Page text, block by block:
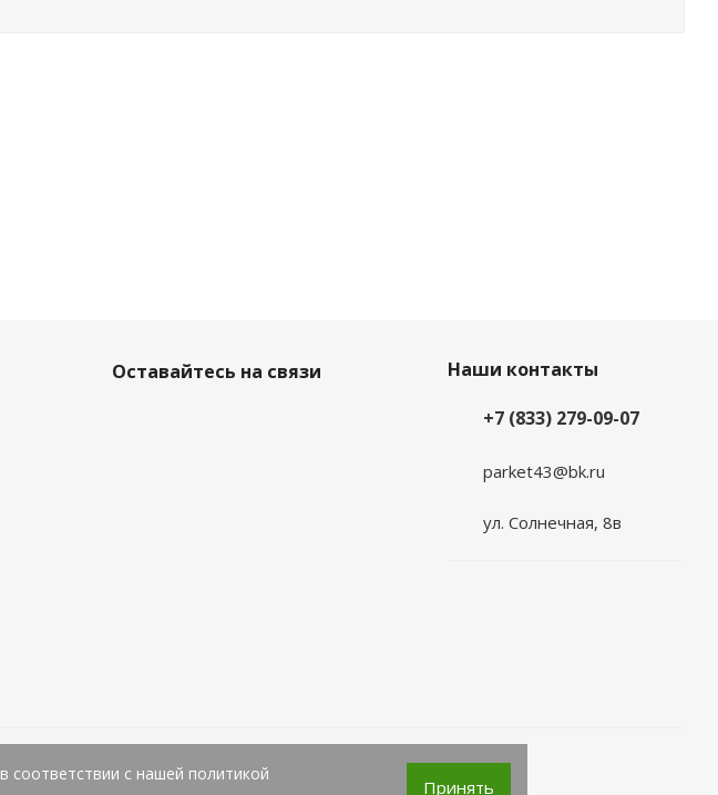
Оставайтесь на связи
Наши контакты
+7 (833) 279-09-07
parket43@bk.ru
ул. Солнечная, 8в
соответствии с нашей политикой
Принять